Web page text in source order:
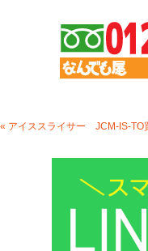
« アイススライサー JCM-IS-TO